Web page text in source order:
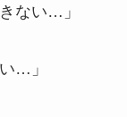
ない…」
…」